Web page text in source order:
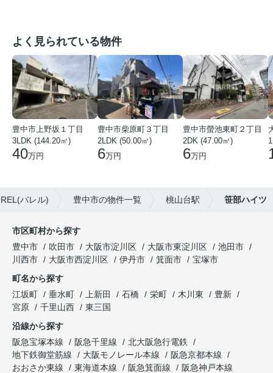
よく見られている物件
豊中市上野坂１丁目
3LDK (144.20㎡)
40万円
豊中市柴原町３丁目
2LDK (50.00㎡)
6万円
豊中市螢池東町２丁目
2DK (47.00㎡)
6万円
バレル) 豊中市の物件一覧 桃山台駅 笹部ハイツ
市区町村から探す
豊中市
吹田市 大阪市淀川区 大阪市東淀川区
池田市
川西市
大阪市西淀川区 伊丹市 箕面市
宝塚市
町名から探す
江坂町
垂水町 上新田 石橋 栄町 木川東
豊新
宮原
千里山西
東三国
沿線から探す
阪急宝塚本線
阪急千里線
北大阪急行電鉄
地下鉄御堂筋線
大阪モノレール本線
阪急京都本線
おおさか東線
東海道本線 阪急箕面線
阪急神戸本線